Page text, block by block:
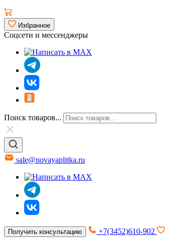
Избранное
Соцсети и мессенджеры
Поиск товаров...
sale@novayaplitka.ru
Получить консультацию +7(3452)610-902